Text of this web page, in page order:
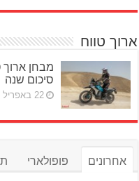
ארוך טווח
סיכום שנה
22 באפריל 2026
אחרונים פופולארי